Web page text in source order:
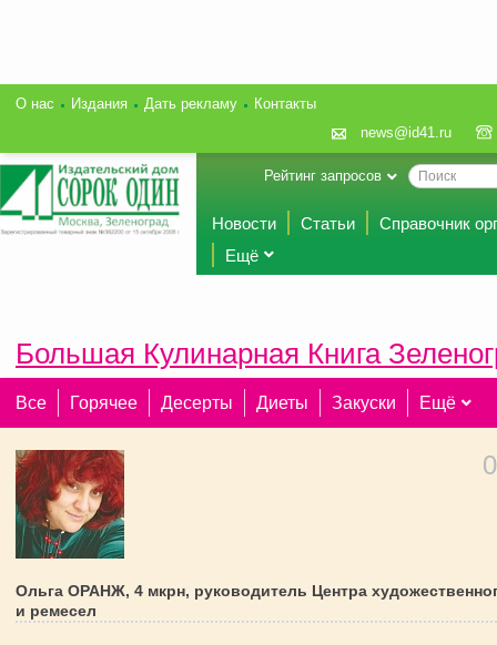
О нас Издания Дать рекламу
Контакты
news@id41.ru
Рейтинг запросов
Новости Статьи
Справочник
Ещё
Большая Кулинарная Книга
Все Горячее Десерты Диеты Закуски Ещё
Ольга ОРАНЖ, 4 мкрн, руководитель Центра
и ремесел